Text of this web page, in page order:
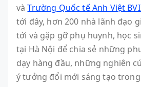
vàTrường Quốc tế Anh Việt
tới đây, hơn 200 nhà lãnh đạo
tới và gặp gỡ phụ huynh, học
tại Hà Nội để chia sẻ những
dạy hàng đầu, những nghiên
ý tưởng đổi mới sáng tạo